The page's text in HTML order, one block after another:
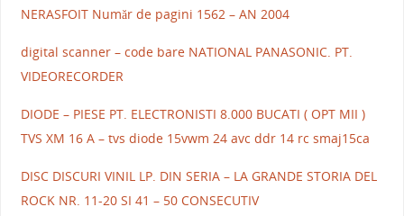
NERASFOIT Număr de pagini 1562 – AN 2004
digital scanner – code bare NATIONAL PANASONIC. PT.
VIDEORECORDER
DIODE – PIESE PT. ELECTRONISTI 8.000 BUCATI ( OPT MII )
TVS XM 16 A – tvs diode 15vwm 24 avc ddr 14 rc smaj15ca
DISC DISCURI VINIL LP. DIN SERIA – LA GRANDE STORIA DEL
ROCK NR. 11-20 SI 41 – 50 CONSECUTIV